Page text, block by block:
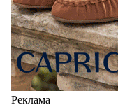
Реклама